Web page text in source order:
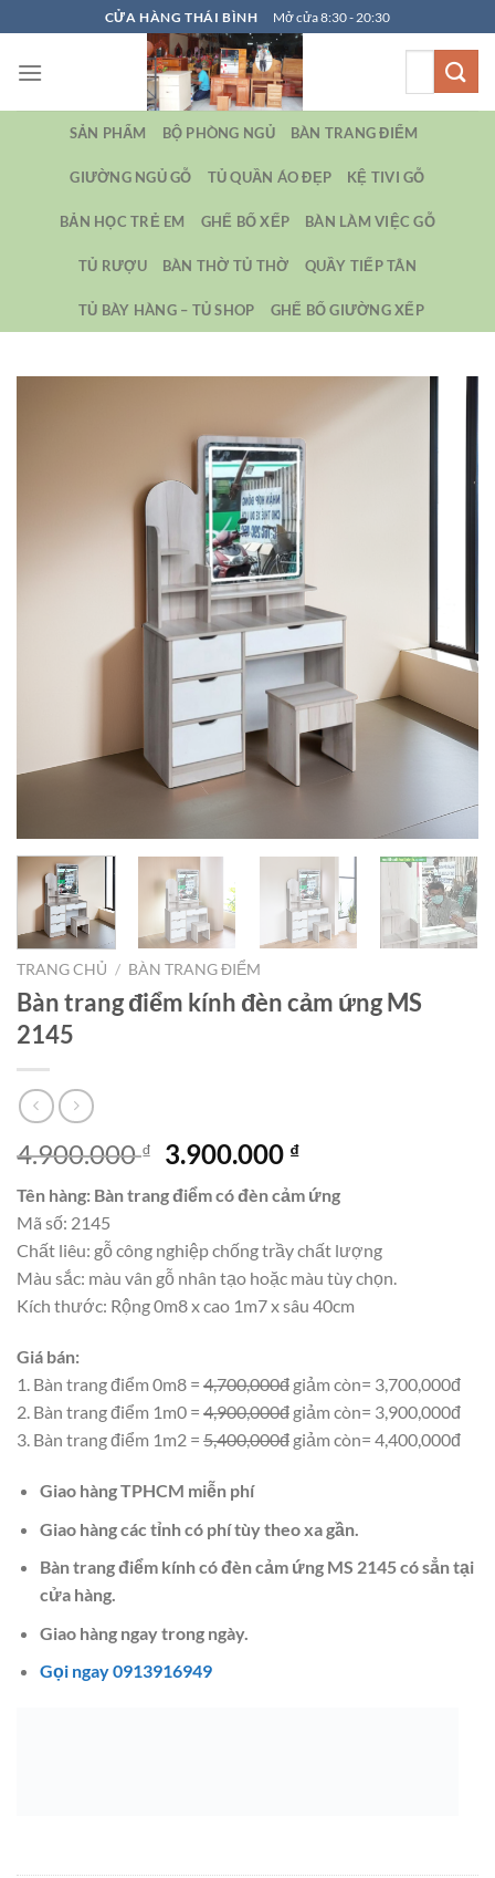
qua
nội
CỬA HÀNG THÁI BÌNH Mở cửa 8:30 - 20:30
SẢN PHẨM BỘ PHÒNG NGỦ BÀN TRANG ĐIỂM
GIƯỜNG NGỦ GỖ TỦ QUẦN ÁO ĐẸP KỆ TIVI GỖ
BẢN HỌC TRẺ EM GHẾ BỐ XẾP BÀN LÀM VIỆC GỖ
TỦ RƯỢU BÀN THỜ TỦ THỜ QUẦY TIẾP TÂN
TỦ BÀY HÀNG – TỦ SHOP GHẾ BỐ GIƯỜNG XẾP
TRANG CHỦ / BÀN TRANG ĐIỂM
Bàn trang điểm kính đèn cảm ứng MS
2145
4.900.000₫
Giá
gốc
là:
3.900.000 ₫Giá
hiện
tại
3.900.000 ₫.
Tên hàng: Bàn trang điểm có đèn cảm ứng
Mã số: 2145
Chất liêu: gỗ công nghiệp chống trầy chất lượng
Màu sắc: màu vân gỗ nhân tạo hoặc màu tùy chọn.
Kích thước: Rộng 0m8 x cao 1m7 x sâu 40cm
Giá bán:
1. Bàn trang điểm 0m8 = 4,700,000đ giảm còn= 3,700,000đ
2. Bàn trang điểm 1m0 = 4,900,000đ giảm còn= 3,900,000đ
3. Bàn trang điểm 1m2 = 5,400,000đ giảm còn= 4,400,000đ
Giao hàng TPHCM miễn phí
Giao hàng các tỉnh có phí tùy theo xa gần.
Bàn trang điểm kính có đèn cảm ứng MS 2145 có sẳn tại
cửa hàng.
Giao hàng ngay trong ngày.
Gọi ngay 0913916949